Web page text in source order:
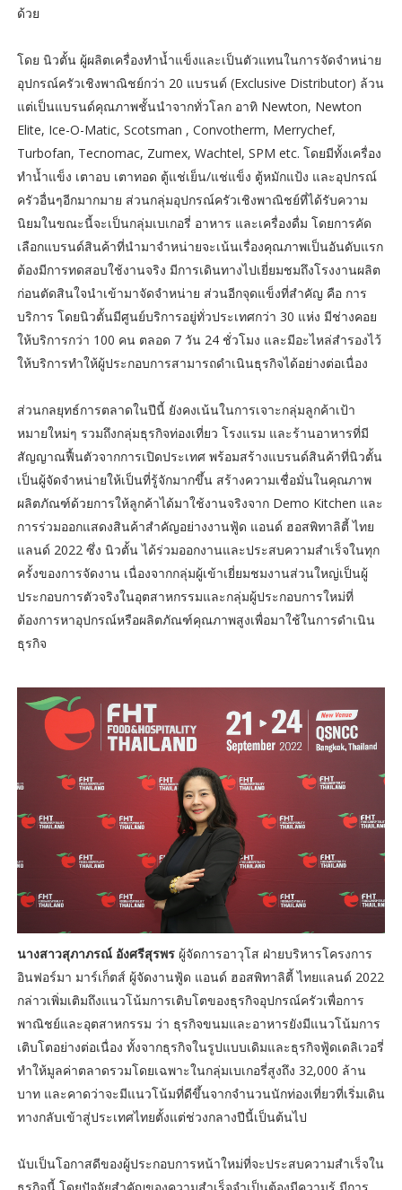
ด้วย
โดย นิวตั้น ผู้ผลิตเครื่องทำน้ำแข็งและเป็นตัวแทนในการจัดจำหน่าย
อุปกรณ์ครัวเชิงพาณิชย์กว่า 20 แบรนด์ (Exclusive Distributor) ล้วน
แต่เป็นแบรนด์คุณภาพชั้นนำจากทั่วโลก อาทิ Newton, Newton
Elite, Ice-O-Matic, Scotsman , Convotherm, Merrychef,
Turbofan, Tecnomac, Zumex, Wachtel, SPM etc. โดยมีทั้งเครื่อง
ทำน้ำแข็ง เตาอบ เตาทอด ตู้แช่เย็น/แช่แข็ง ตู้หมักแป้ง และอุปกรณ์
ครัวอื่นๆอีกมากมาย ส่วนกลุ่มอุปกรณ์ครัวเชิงพาณิชย์ที่ได้รับความ
นิยมในขณะนี้จะเป็นกลุ่มเบเกอรี่ อาหาร และเครื่องดื่ม โดยการคัด
เลือกแบรนด์สินค้าที่นำมาจำหน่ายจะเน้นเรื่องคุณภาพเป็นอันดับแรก
ต้องมีการทดสอบใช้งานจริง มีการเดินทางไปเยี่ยมชมถึงโรงงานผลิต
ก่อนตัดสินใจนำเข้ามาจัดจำหน่าย ส่วนอีกจุดแข็งที่สำคัญ คือ การ
บริการ โดยนิวตั้นมีศูนย์บริการอยู่ทั่วประเทศกว่า 30 แห่ง มีช่างคอย
ให้บริการกว่า 100 คน ตลอด 7 วัน 24 ชั่วโมง และมีอะไหล่สำรองไว้
ให้บริการทำให้ผู้ประกอบการสามารถดำเนินธุรกิจได้อย่างต่อเนื่อง
ส่วนกลยุทธ์การตลาดในปีนี้ ยังคงเน้นในการเจาะกลุ่มลูกค้าเป้า
หมายใหม่ๆ รวมถึงกลุ่มธุรกิจท่องเที่ยว โรงแรม และร้านอาหารที่มี
สัญญาณฟื้นตัวจากการเปิดประเทศ พร้อมสร้างแบรนด์สินค้าที่นิวตั้น
เป็นผู้จัดจำหน่ายให้เป็นที่รู้จักมากขึ้น สร้างความเชื่อมั่นในคุณภาพ
ผลิตภัณฑ์ด้วยการให้ลูกค้าได้มาใช้งานจริงจาก Demo Kitchen และ
การร่วมออกแสดงสินค้าสำคัญอย่างงานฟู้ด แอนด์ ฮอสพิทาลิตี้ ไทย
แลนด์ 2022 ซึ่ง นิวตั้น ได้ร่วมออกงานและประสบความสำเร็จในทุก
ครั้งของการจัดงาน เนื่องจากกลุ่มผู้เข้าเยี่ยมชมงานส่วนใหญ่เป็นผู้
ประกอบการตัวจริงในอุตสาหกรรมและกลุ่มผู้ประกอบการใหม่ที่
ต้องการหาอุปกรณ์หรือผลิตภัณฑ์คุณภาพสูงเพื่อมาใช้ในการดำเนิน
ธุรกิจ
นางสาวสุภาภรณ์ อังศรีสุรพรผู้จัดการอาวุโส ฝ่ายบริหารโครงการ
อินฟอร์มา มาร์เก็ตส์ ผู้จัดงานฟู้ด แอนด์ ฮอสพิทาลิตี้ ไทยแลนด์ 2022
กล่าวเพิ่มเติมถึงแนวโน้มการเติบโตของธุรกิจอุปกรณ์ครัวเพื่อการ
พาณิชย์และอุตสาหกรรม ว่า ธุรกิจขนมและอาหารยังมีแนวโน้มการ
เติบโตอย่างต่อเนื่อง ทั้งจากธุรกิจในรูปแบบเดิมและธุรกิจฟู้ดเดลิเวอรี่
ทำให้มูลค่าตลาดรวมโดยเฉพาะในกลุ่มเบเกอรี่สูงถึง 32,000 ล้าน
บาท และคาดว่าจะมีแนวโน้มที่ดีขึ้นจากจำนวนนักท่องเที่ยวที่เริ่มเดิน
ทางกลับเข้าสู่ประเทศไทยตั้งแต่ช่วงกลางปีนี้เป็นต้นไป
นับเป็นโอกาสดีของผู้ประกอบการหน้าใหม่ที่จะประสบความสำเร็จใน
ธุรกิจนี้ โดยปัจจัยสำคัญของความสำเร็จจำเป็นต้องมีความรู้ มีการ